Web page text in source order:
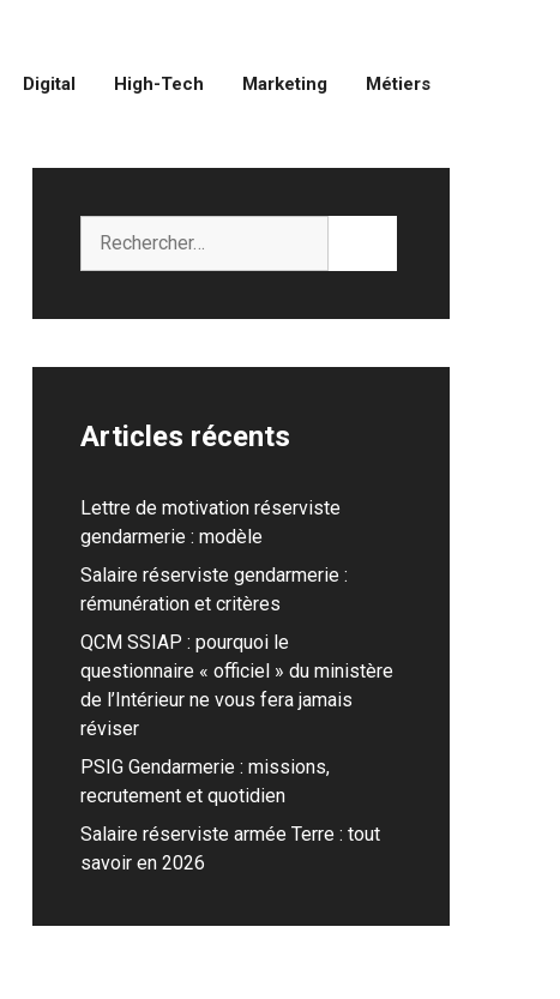
Digital High-Tech Marketing Métiers
Articles récents
Lettre de motivation réserviste
gendarmerie : modèle
Salaire réserviste gendarmerie :
rémunération et critères
QCM SSIAP : pourquoi le
questionnaire « officiel » du ministère
de l’Intérieur ne vous fera jamais
réviser
PSIG Gendarmerie : missions,
recrutement et quotidien
Salaire réserviste armée Terre : tout
savoir en 2026